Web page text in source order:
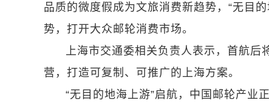
品质的微度假成为文旅消费新趋势，“无目
势，打开大众邮轮消费市场。
上海市交通委相关负责人表示，首航后
营，打造可复制、可推广的上海方案。
“无目的地海上游”启航，中国邮轮产业